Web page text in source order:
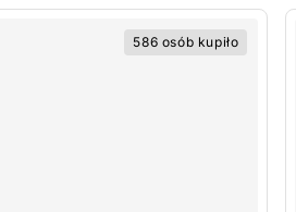
586 osób kupiło